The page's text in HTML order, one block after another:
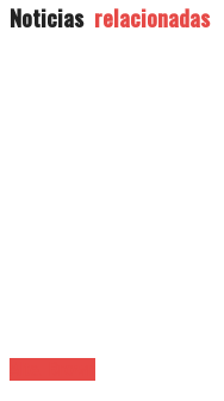
Noticias relacionadas